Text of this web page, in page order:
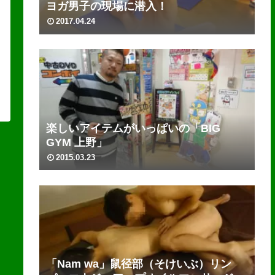
ヨガ男子の現場に潜入！
2017.04.24
楽しいアイテムがいっぱいの「BIG
GYM 上野」
2015.03.23
「Nam wa」鼠径部（そけいぶ）リン